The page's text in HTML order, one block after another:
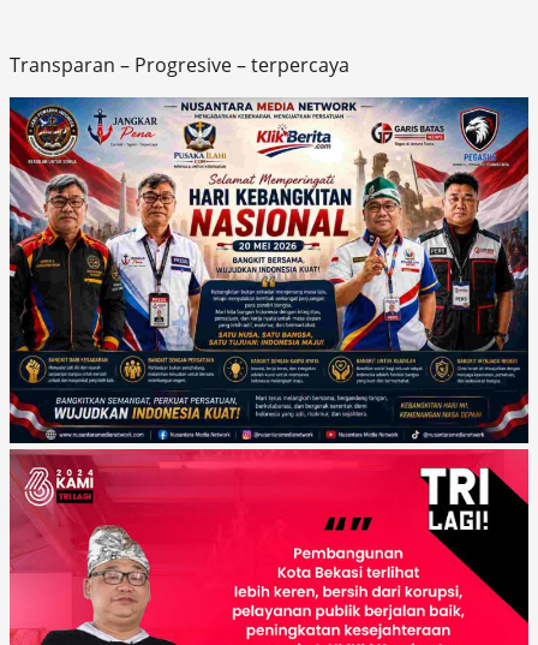
Transparan – Progresive – terpercaya